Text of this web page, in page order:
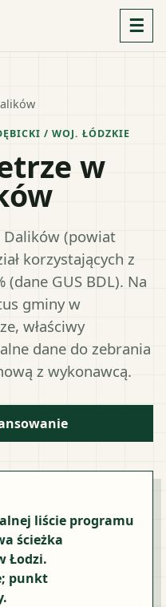
☰
/ WOJ. ŁÓDZKIE
w
Dalików (powiat
korzystających z
GUS BDL). Na
gminy w
właściwy
dane do zebrania
z wykonawcą.
liście programu
ścieżka
Łodzi.
punkt